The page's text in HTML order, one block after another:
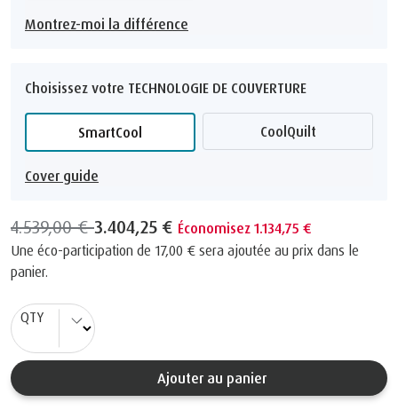
Montrez-moi la différence
Choisissez votre TECHNOLOGIE DE COUVERTURE
SmartCool CoolQuilt
Cover guide
4.539,00 €3.404,25 € Économisez 1.134,75 €
Une éco-participation de 17,00 € sera ajoutée au prix dans le
panier.
QTY
Ajouter au panier